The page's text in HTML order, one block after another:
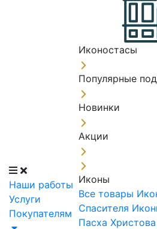
Наши работы
Услуги
Покупателям
Иконостасы
Популярные
Новинки
Акции
Иконы
Все товары
Спасителя
Пасха Христова